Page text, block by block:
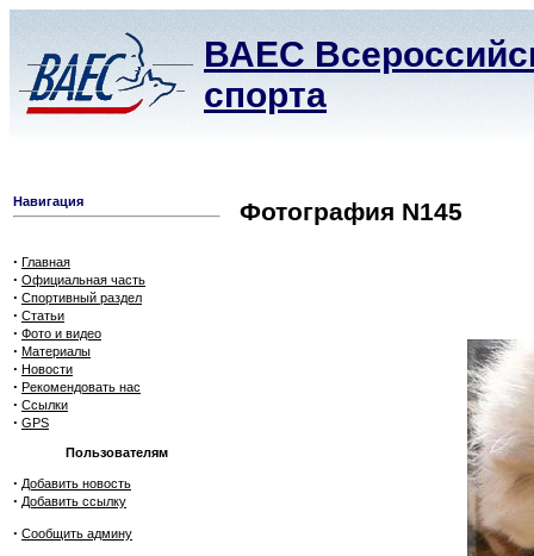
ВАЕС
спорта
Навигация
· Главная
· Официальная часть
· Спортивный раздел
· Статьи
· Фото и видео
· Материалы
· Новости
· Рекомендовать нас
· Ссылки
· GPS
Пользователям
· Добавить новость
· Добавить ссылку
· Сообщить админу
Фотография N145